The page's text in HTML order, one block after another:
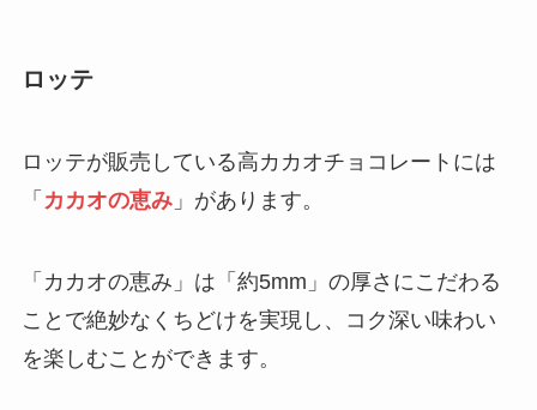
ロッテ
ロッテが販売している高カカオチョコレートには
「 カカオの恵み」があります。
「カカオの恵み」は「約5mm」の厚さにこだわる
ことで絶妙なくちどけを実現し、コク深い味わい
を楽しむことができます。